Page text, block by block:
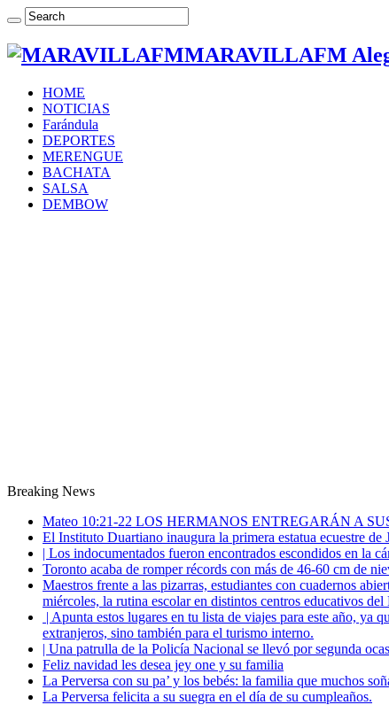
MARAVILLAFM
HOME
NOTICIAS
Farándula
DEPORTES
MERENGUE
BACHATA
SALSA
DEMBOW
Breaking News
Mateo 10:21-22 LOS HERMANOS ENTREGARÁN A
El Instituto Duartiano inaugura la primera estatua ecuestre
| Los indocumentados fueron encontrados escondidos en la
Toronto acaba de romper récords con más de 46-60 cm de
Maestros frente a las pizarras, estudiantes con cuadernos
miércoles, la rutina escolar en distintos centros educativos
| Apunta estos lugares en tu lista de viajes para este año,
extranjeros, sino también para el turismo interno.
| Una patrulla de la Policía Nacional se llevó por segunda
Feliz navidad les desea jey one y su familia
La Perversa con su pa’ y los bebés: la familia que muchos
La Perversa felicita a su suegra en el día de su cumpleaños.